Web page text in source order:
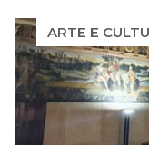
ARTE E